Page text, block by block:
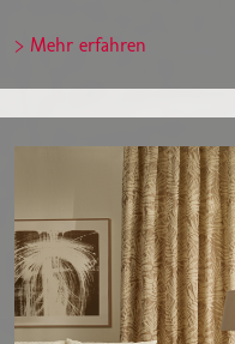
> Mehr erfahren